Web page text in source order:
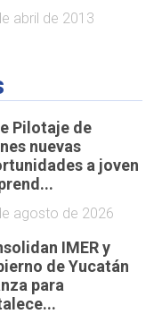
abril de 2013
Pilotaje de
nuevas
a joven
agosto de 2026
IMER y
de Yucatán
para